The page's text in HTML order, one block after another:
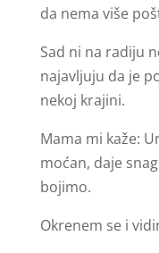
da nema više
Sad ni na radiju
najavljuju da je
nekoj krajini.
Mama mi kaže:
moćan, daje
bojimo.
Okrenem se i